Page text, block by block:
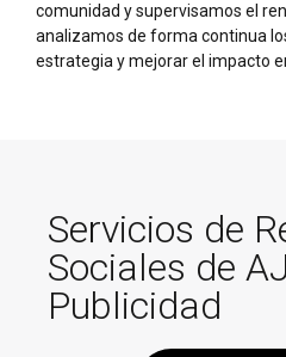
comunidad y supervisamos el
analizamos de forma continua
estrategia y mejorar el impacto
Servicios de
Sociales de
Publicidad